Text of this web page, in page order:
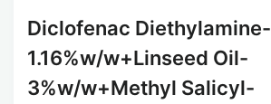
Diclofenac Diethylamine-
1.16%w/w+Linseed Oil-
3%w/w+Methyl Salicyl-